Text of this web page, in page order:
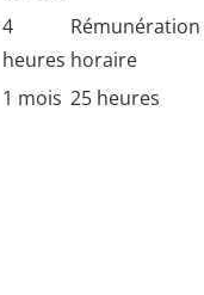
4
heures
Rémunération
horaire
1 mois 25 heures